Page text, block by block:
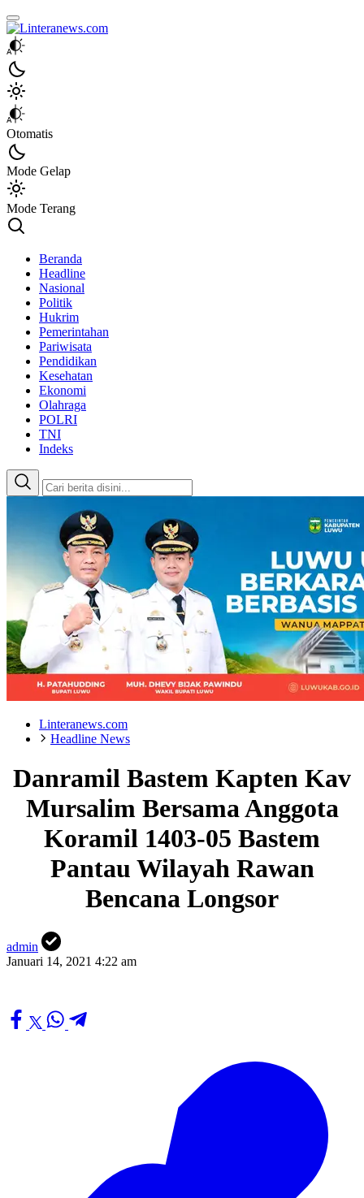
Linteranews.com
Lintas Informasi Tercepat dan Akurat
Otomatis
Mode Gelap
Mode Terang
Beranda
Headline
Nasional
Politik
Hukrim
Pemerintahan
Pariwisata
Pendidikan
Kesehatan
Ekonomi
Olahraga
POLRI
TNI
Indeks
Linteranews.com
Headline News
Danramil Bastem Kapten Kav
Mursalim Bersama Anggota
Koramil 1403-05 Bastem
Pantau Wilayah Rawan
Bencana Longsor
admin
Januari 14, 2021 4:22 am